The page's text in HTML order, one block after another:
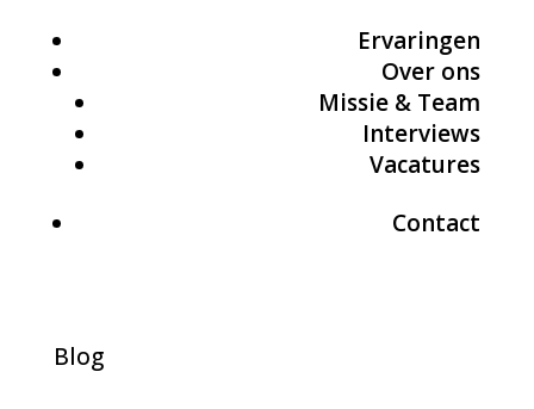
Ervaringen
Over ons
Missie & Team
Interviews
Vacatures
Contact
Blog